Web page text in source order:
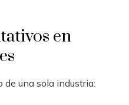
en
de una sola industria: